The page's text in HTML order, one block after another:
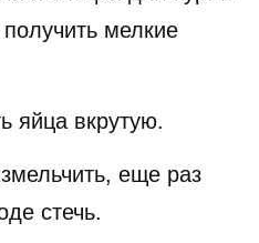
мелкие
яйца вкрутую.
еще раз
стечь.